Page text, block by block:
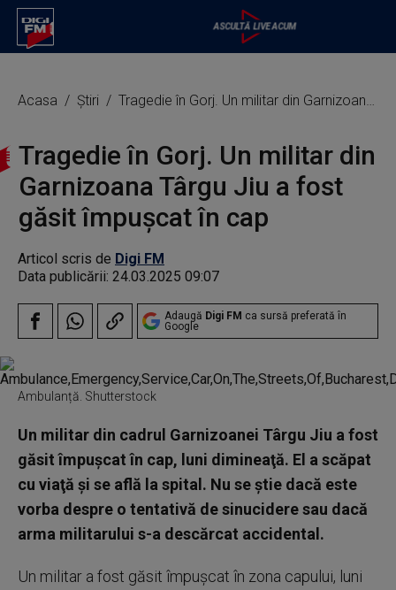
Acasa Știri Tragedie în Gorj. Un militar din Garnizoana Târgu Jiu a fost găsit împuşcat în cap
Tragedie în Gorj. Un militar din
Garnizoana Târgu Jiu a fost
găsit împuşcat în cap
Articol scris de Digi FM
Data publicării: 24.03.2025 09:07
Adaugă Digi FM ca sursă preferată în
Google
Ambulanță. Shutterstock
Un militar din cadrul Garnizoanei Târgu Jiu a fost
găsit împuşcat în cap, luni dimineaţă. El a scăpat
cu viaţă şi se află la spital. Nu se ştie dacă este
vorba despre o tentativă de sinucidere sau dacă
arma militarului s-a descărcat accidental.
Un militar a fost găsit împuşcat în zona capului, luni